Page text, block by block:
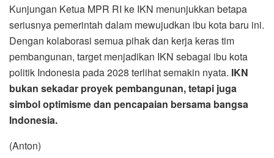
Kunjungan Ketua MPR RI ke IKN menunjukkan betapa
seriusnya pemerintah dalam mewujudkan ibu kota baru ini.
Dengan kolaborasi semua pihak dan kerja keras tim
pembangunan, target menjadikan IKN sebagai ibu kota
politik Indonesia pada 2028 terlihat semakin nyata. IKN
bukan sekadar proyek pembangunan, tetapi juga
simbol optimisme dan pencapaian bersama bangsa
Indonesia.
(Anton)